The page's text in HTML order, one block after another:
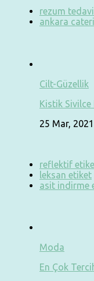
rezum
ankara
Cilt-Güzellik
Kistik Sivilce
25 Mar, 2021
reflektif
leksan etiket
asit indirme
Moda
En Çok